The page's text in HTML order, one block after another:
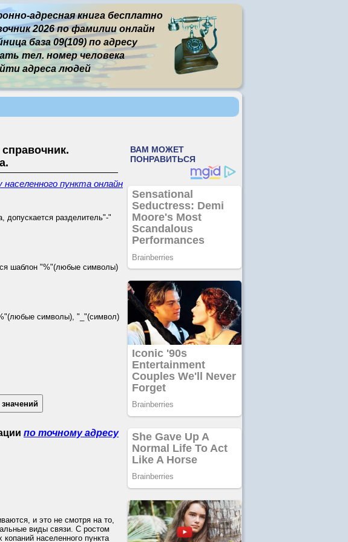
адресная книга бесплатно
2026 по фамилии онлайн
база 09(109) по адресу
тел. номер человека
адреса людей
населенного пункта онлайн
допускается разделитель"-"
шаблон "%"(любые символы)
символы), "_"(символ)
по точному адресу
и это не смотря на то,
виды связи. С ростом
населенного пункта